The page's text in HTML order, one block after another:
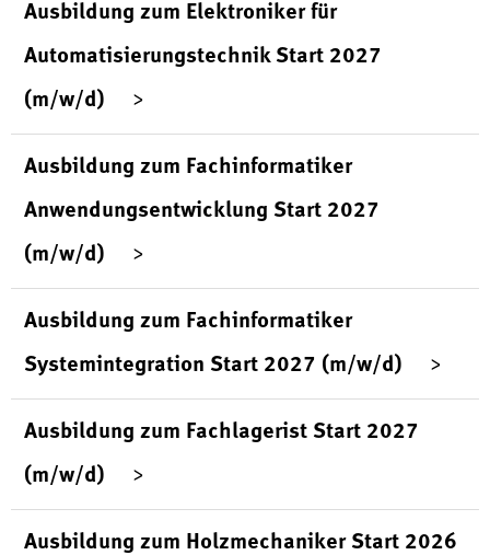
Ausbildung zum Elektroniker für
Automatisierungstechnik Start 2027
(m/w/d)
Ausbildung zum Fachinformatiker
Anwendungsentwicklung Start 2027
(m/w/d)
Ausbildung zum Fachinformatiker
Systemintegration Start 2027 (m/w/d)
Ausbildung zum Fachlagerist Start 2027
(m/w/d)
Ausbildung zum Holzmechaniker Start 2026